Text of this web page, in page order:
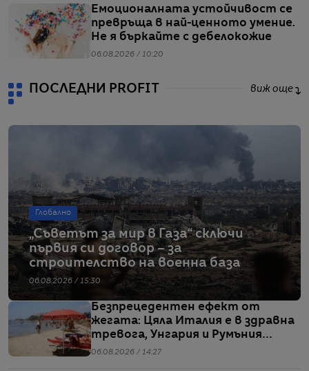
Емоционалната устойчивост се
превръща в най-ценното умение.
Не я бъркайте с дебелокожие
06.08.2026 / 10:20
ПОСЛЕДНИ PROFIT виж още
Глобално
„Съветът за мир в Газа“ сключи
първия си договор – за
строителство на военна база
06.08.2026 / 15:30
Безпрецедентен ефект от
жегата: Цяла Италия е в здравна
тревога, Унгария и Румъния
пестят електричество
06.08.2026 / 14:27